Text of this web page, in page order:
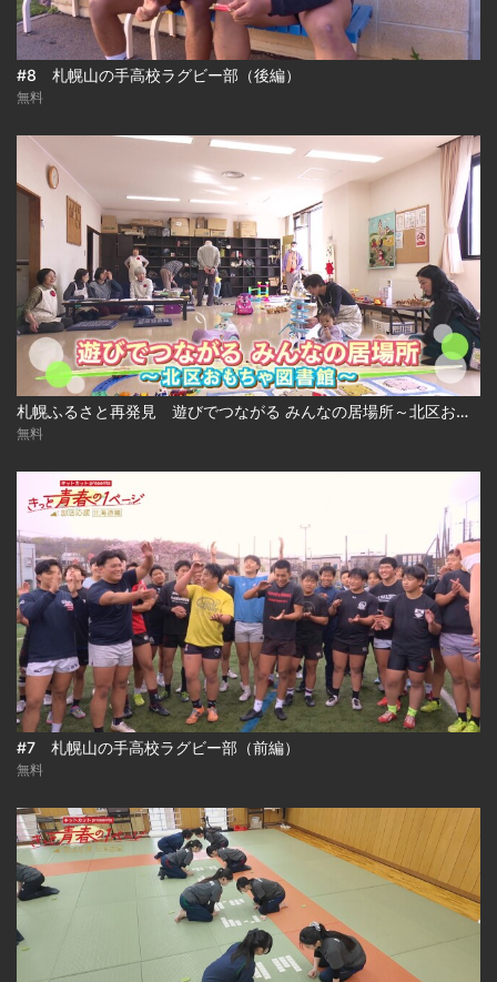
#8 札幌山の手高校ラグビー部（後編）
無料
札幌ふるさと再発見 遊びでつながる みんなの居場所～北区おもちゃ図書館～
無料
#7 札幌山の手高校ラグビー部（前編）
無料